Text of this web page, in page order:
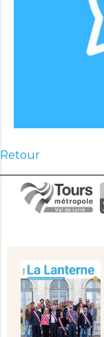
Retour